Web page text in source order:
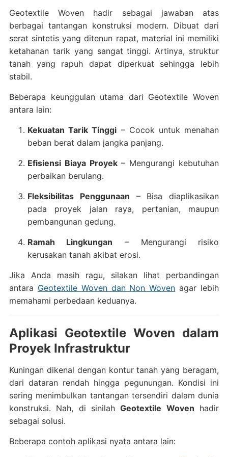
Geotextile Woven hadir sebagai jawaban atas
berbagai tantangan konstruksi modern. Dibuat dari
serat sintetis yang ditenun rapat, material ini memiliki
ketahanan tarik yang sangat tinggi. Artinya, struktur
tanah yang rapuh dapat diperkuat sehingga lebih
stabil.
Beberapa keunggulan utama dari Geotextile Woven
antara lain:
Kekuatan Tarik Tinggi – Cocok untuk menahan
beban berat dalam jangka panjang.
Efisiensi Biaya Proyek– Mengurangi kebutuhan
perbaikan berulang.
Fleksibilitas Penggunaan – Bisa diaplikasikan
pada proyek jalan raya, pertanian, maupun
pembangunan gedung.
Ramah Lingkungan – Mengurangi risiko
kerusakan tanah akibat erosi.
Jika Anda masih ragu, silakan lihat perbandingan
antara Geotextile Woven dan Non Woven agar lebih
memahami perbedaan keduanya.
Aplikasi Geotextile Woven dalam
Proyek Infrastruktur
Kuningan dikenal dengan kontur tanah yang beragam,
dari dataran rendah hingga pegunungan. Kondisi ini
sering menimbulkan tantangan tersendiri dalam dunia
konstruksi. Nah, di sinilahGeotextile Woven hadir
sebagai solusi.
Beberapa contoh aplikasi nyata antara lain: